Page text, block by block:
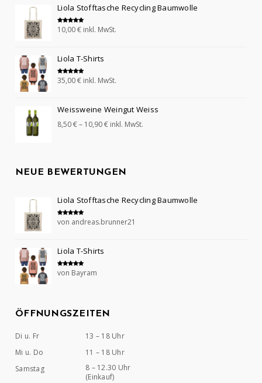
Liola Stofftasche Recycling Baumwolle
Bewertet mit
5.00
10,00€ inkl. MwSt.
Liola T-Shirts
Bewertet mit
5.00
35,00€ inkl. MwSt.
Weissweine Weingut Weiss
8,50€– 10,90€ inkl. MwSt.
NEUE BEWERTUNGEN
Liola Stofftasche Recycling Baumwolle
Bewertet mit
von andreas.brunner21
Liola T-Shirts
Bewertet mit
von Bayram
ÖFFNUNGSZEITEN
Di u. Fr
13 – 18 Uhr
Mi u. Do
11 – 18 Uhr
Samstag
8 – 12.30 Uhr
(Einkauf)